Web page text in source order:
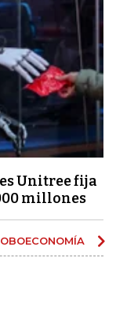
Unitree fija
millones